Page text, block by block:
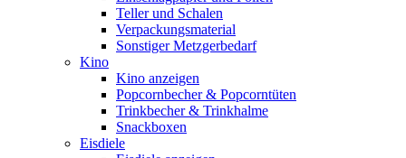
Teller und Schalen
Verpackungsmaterial
Sonstiger Metzgerbedarf
Kino
Kino anzeigen
Popcornbecher & Popcorntüten
Trinkbecher & Trinkhalme
Snackboxen
Eisdiele